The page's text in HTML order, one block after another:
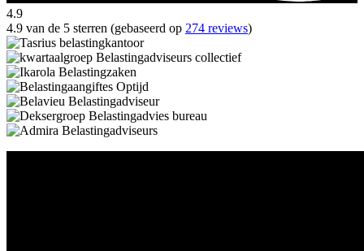
4.9
4.9 van de 5 sterren (gebaseerd op 274 reviews)